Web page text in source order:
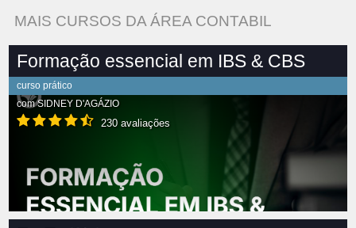
MAIS CURSOS DA ÁREA CONTABIL
Formação essencial em IBS & CBS
curso prático
comSIDNEY D'AGÁZIO
230 avaliações